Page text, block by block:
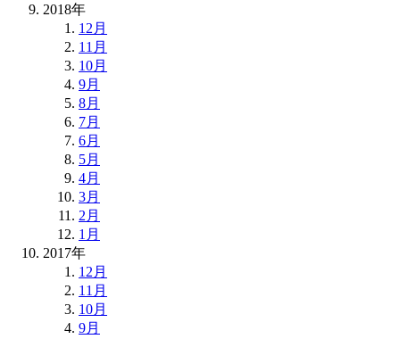
2018年
12月
11月
10月
9月
8月
7月
6月
5月
4月
3月
2月
1月
2017年
12月
11月
10月
9月